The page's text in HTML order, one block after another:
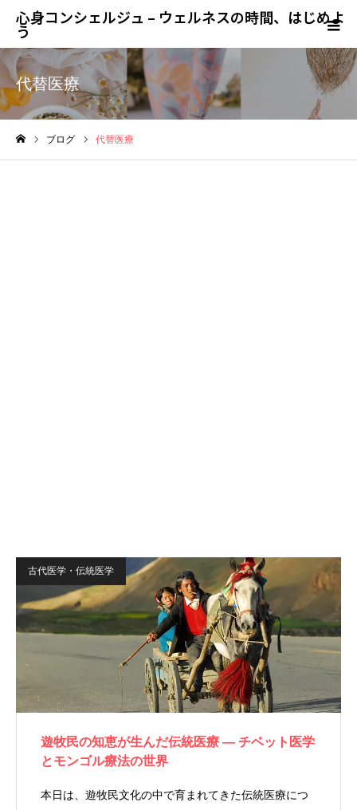
心身コンシェルジュ – ウェルネスの時間、はじめよ
う
代替医療
ブログ 代替医療
古代医学・伝統医学
遊牧民の知恵が生んだ伝統医療 ― チベット医学
とモンゴル療法の世界
本日は、遊牧民文化の中で育まれてきた伝統医療につ